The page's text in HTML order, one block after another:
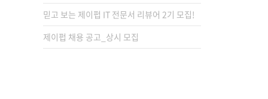
믿고 보는 제이펍 IT 전문서 리뷰어 2기 모집!
제이펍 채용 공고_상시 모집